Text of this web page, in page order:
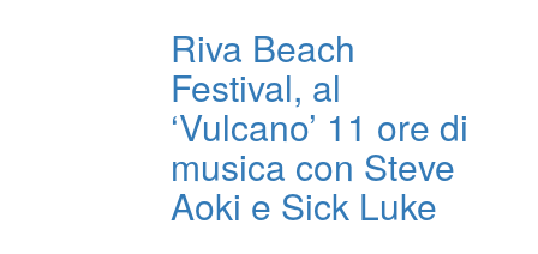
Riva Beach
Festival, al
‘Vulcano’ 11 ore di
musica con Steve
Aoki e Sick Luke